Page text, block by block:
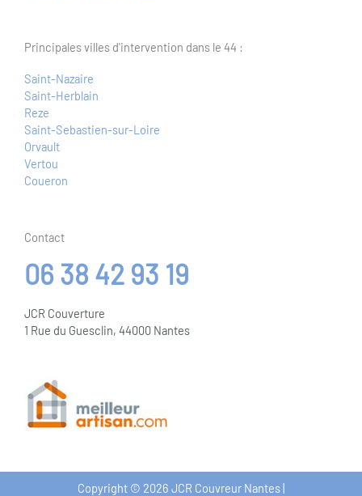
Saint-Nazaire
Saint-Herblain
Reze
Saint-Sebastien-sur-Loire
Orvault
Vertou
Coueron
06 38 42 93 19
1 Rue du Guesclin, 44000 Nantes